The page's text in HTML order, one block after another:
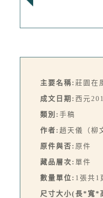
主要名稱: 莊園在
成文日期: 西元
類別: 手稿
作者: 趙天儀（柳
原件與否: 原件
藏品層次: 單件
數量單位: 1張共1
尺寸大小(長*寬*